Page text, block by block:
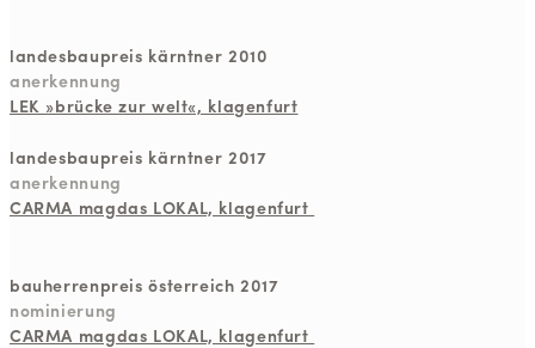
landesbaupreis kärntner 2010
anerkennung
LEK »brücke zur welt«, klagenfurt
landesbaupreis kärntner 2017
anerkennung
CARMA magdas LOKAL, klagenfurt
bauherrenpreis österreich 2017
nominierung
CARMA magdas LOKAL, klagenfurt